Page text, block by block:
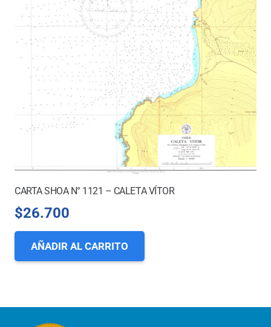
CARTA SHOA N° 1121 – CALETA VÍTOR
$26.700
AÑADIR AL CARRITO